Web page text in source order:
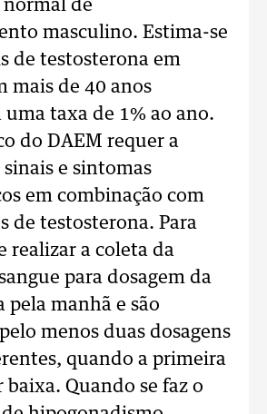
normal de
masculino. Estima-se
de testosterona em
mais de 40 anos
taxa de 1% ao ano.
do DAEM requer a
sinais e sintomas
em combinação com
de testosterona. Para
realizar a coleta da
para dosagem da
pela manhã e são
menos duas dosagens
quando a primeira
baixa. Quando se faz o